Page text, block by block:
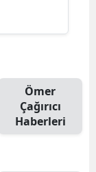
Ömer
Çağırıcı
Haberleri